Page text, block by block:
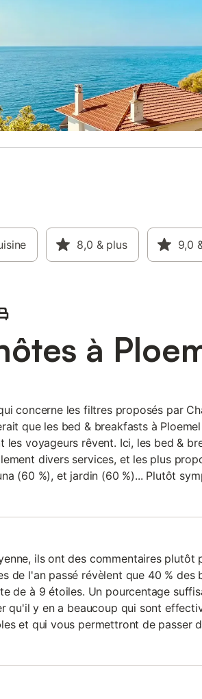
8,0 & plus 9,0
à
concerne les filtres proposés par
que les bed & breakfasts à
les voyageurs rêvent. Ici, les bed &
divers services, et les plus
(60 %), et jardin (60 %)... Plutôt
ils ont des commentaires plutôt
de l'an passé révèlent que 40 % des
de à 9 étoiles. Un pourcentage
qu'il y en a beaucoup qui sont
et qui vous permettront de passer